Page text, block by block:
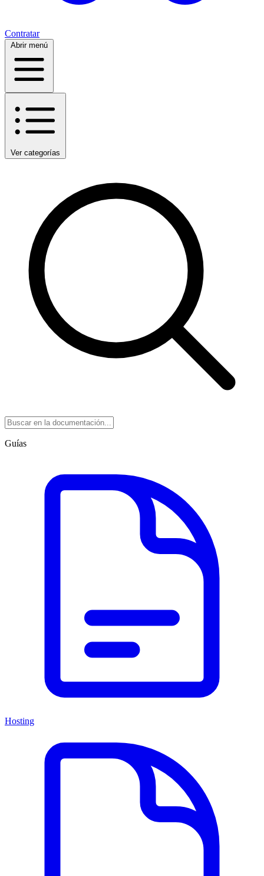
Contratar
Abrir menú
Ver categorías
Guías
Hosting